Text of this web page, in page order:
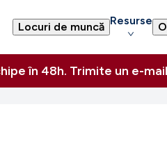
Locuri de muncă Resurse
în 48h. Trimite un e-